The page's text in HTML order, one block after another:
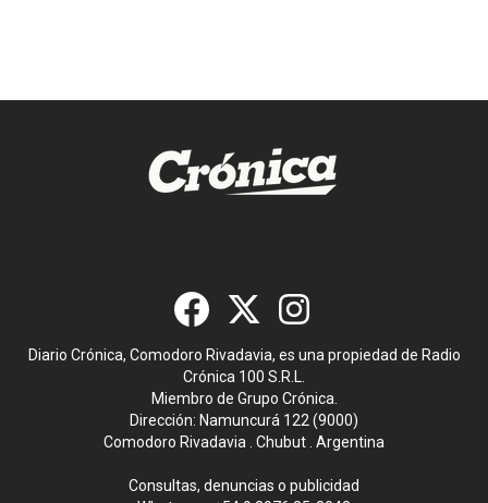
Diario Crónica, Comodoro Rivadavia, es una propiedad de Radio
Crónica 100 S.R.L.
Miembro de Grupo Crónica.
Dirección: Namuncurá 122 (9000)
Comodoro Rivadavia . Chubut . Argentina
Consultas, denuncias o publicidad